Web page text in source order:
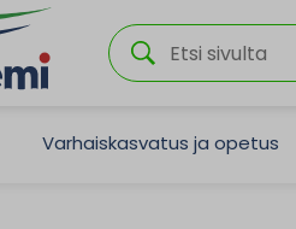
Varhaiskasvatus ja opetus